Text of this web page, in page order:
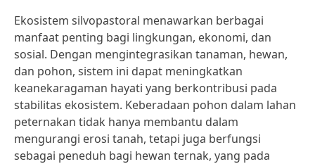
Ekosistem silvopastoral menawarkan berbagai
manfaat penting bagi lingkungan, ekonomi, dan
sosial. Dengan mengintegrasikan tanaman, hewan,
dan pohon, sistem ini dapat meningkatkan
keanekaragaman hayati yang berkontribusi pada
stabilitas ekosistem. Keberadaan pohon dalam lahan
peternakan tidak hanya membantu dalam
mengurangi erosi tanah, tetapi juga berfungsi
sebagai peneduh bagi hewan ternak, yang pada